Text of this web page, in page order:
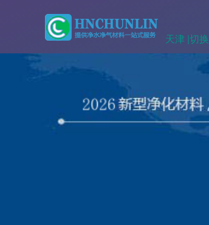
天津 |切